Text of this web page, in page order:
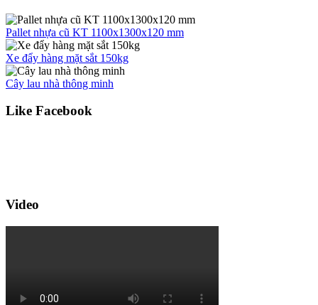
Pallet nhựa cũ KT 1100x1300x120 mm
Xe đẩy hàng mặt sắt 150kg
Cây lau nhà thông minh
Like Facebook
Video